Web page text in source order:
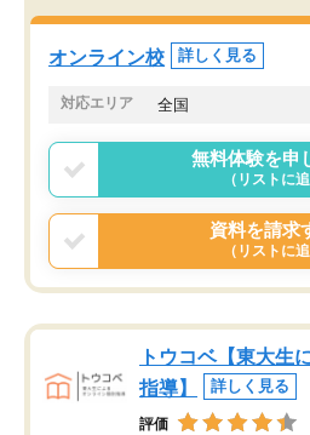
オンライン校 詳しく見る
対応エリア 全国
無料体験を申
（リストに
資料を請求
（リストに
トウコベ【東大生
指導】
詳しく見る
評価